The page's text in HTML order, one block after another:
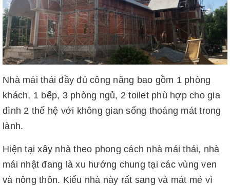
Nhà mái thái đầy đủ công năng bao gồm 1 phòng
khách, 1 bếp, 3 phòng ngủ, 2 toilet phù hợp cho gia
đình 2 thế hệ với không gian sống thoáng mát trong
lành.
Hiện tại xây nhà theo phong cách nhà mái thái, nhà
mái nhật đang là xu hướng chung tại các vùng ven
và nông thôn. Kiểu nhà này rất sang và mát mẻ vì